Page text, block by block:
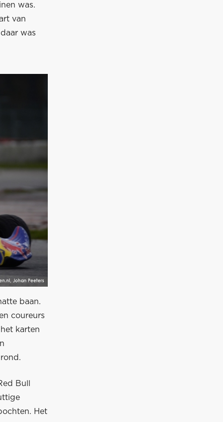
was.
van
was
baan.
coureurs
karten
Bull
Het